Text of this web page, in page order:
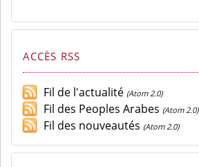
ACCÈS RSS
Fil de l'actualité (Atom 2.0)
Fil des Peoples Arabes (Atom 2.0)
Fil des nouveautés (Atom 2.0)